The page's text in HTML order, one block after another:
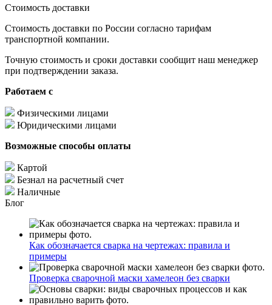
Стоимость доставки
Стоимость доставки по России согласно тарифам
транспортной компании.
Точную стоимость и сроки доставки сообщит наш менеджер
при подтверждении заказа.
Работаем с
Физическими лицами
Юридическими лицами
Возможные способы оплаты
Картой
Безнал на расчетный счет
Наличные
Блог
Как обозначается сварка на чертежах: правила и
примеры
Проверка сварочной маски хамелеон без сварки